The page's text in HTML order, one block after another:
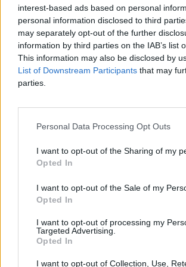
interest-based ads based on personal
personal information disclosed to third
may separately opt-out of the further
information by third parties on the IAB’s list
This information may also be disclosed by
List of Downstream Participants that may
parties.
Personal Data Processing Opt Outs
I want to opt-out of the Sharing of my
Opted In
I want to opt-out of the Sale of my
Opted In
I want to opt-out of processing my
Targeted Advertising.
Opted In
I want to opt-out of Collection, Use,
Świat